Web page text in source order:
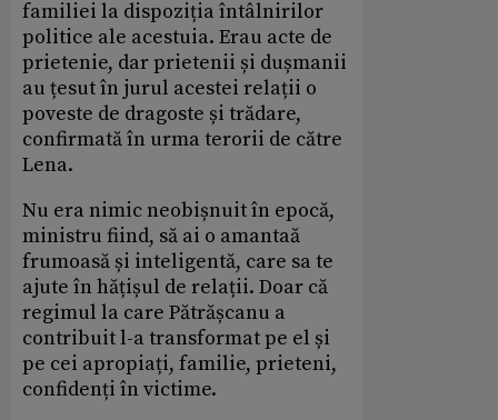
familiei la dispoziția întâlnirilor
politice ale acestuia. Erau acte de
prietenie, dar prietenii și dușmanii
au țesut în jurul acestei relații o
poveste de dragoste și trădare,
confirmată în urma terorii de către
Lena.
Nu era nimic neobișnuit în epocă,
ministru fiind, să ai o amantaă
frumoasă și inteligentă, care sa te
ajute în hățișul de relații. Doar că
regimul la care Pătrășcanu a
contribuit l-a transformat pe el și
pe cei apropiați, familie, prieteni,
confidenți în victime.